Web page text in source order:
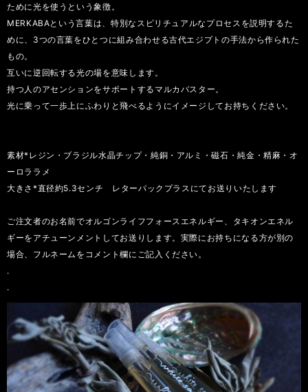
ために光を使うという象徴。
MERKABAという言葉は、特別なスピリチュアルなプロセスを説明するた
めに、3つの言葉をひとつに組み合わせる古代エジプトの手法から作られた
もの。
互いに逆回転する光の場を意味します。
持つ人のアセンションをサポートするマルカバスター。
光に乗って一歩上にふわりと飛べるようにイメージしてお持ちください。
素材*レジン・ブラジル水晶チップ・純銅・アルミ・磁石・純金・精麻・オ
ーロララメ
大きさ*直径約5.3センチ レターパックプラスにてお送りいたします
ご注文者のお名前でオルゴンライフフォースエネルギー、タキオンエネル
ギーをアチューンメントしてお送りします。実際にお持ちになる方が別の
場合、フルネームをコメント欄にご記入ください。
.
.